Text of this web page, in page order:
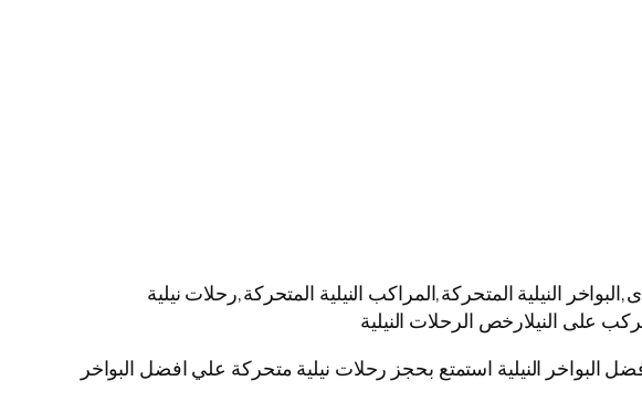
النيلية المتحركة,المراكب النيلية المتحركة,رحلات نيلية
على النيلارخص الرحلات النيلية
البواخر النيلية استمتع بحجز رحلات نيلية متحركة علي افضل البواخر